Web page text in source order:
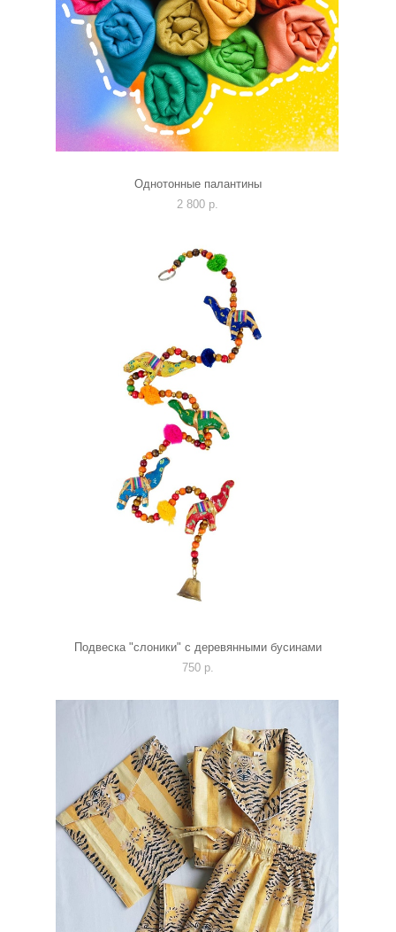
Однотонные палантины
2 800 p.
Подвеска "слоники" с деревянными бусинами
750 p.